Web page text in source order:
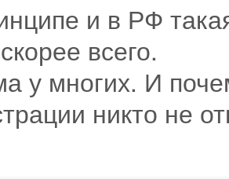
и в РФ
всего.
у многих. И
никто не